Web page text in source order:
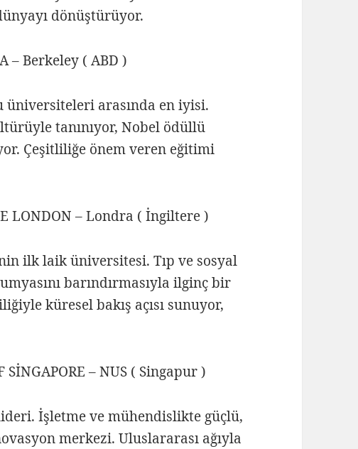
dönüştürüyor.
– Berkeley ( ABD )
üniversiteleri arasında en iyisi.
tanınıyor, Nobel ödüllü
Çeşitliliğe önem veren eğitimi
LONDON – Londra ( İngiltere )
ilk laik üniversitesi. Tıp ve sosyal
barındırmasıyla ilginç bir
küresel bakış açısı sunuyor,
– NUS ( Singapur )
İşletme ve mühendislikte güçlü,
merkezi. Uluslararası ağıyla